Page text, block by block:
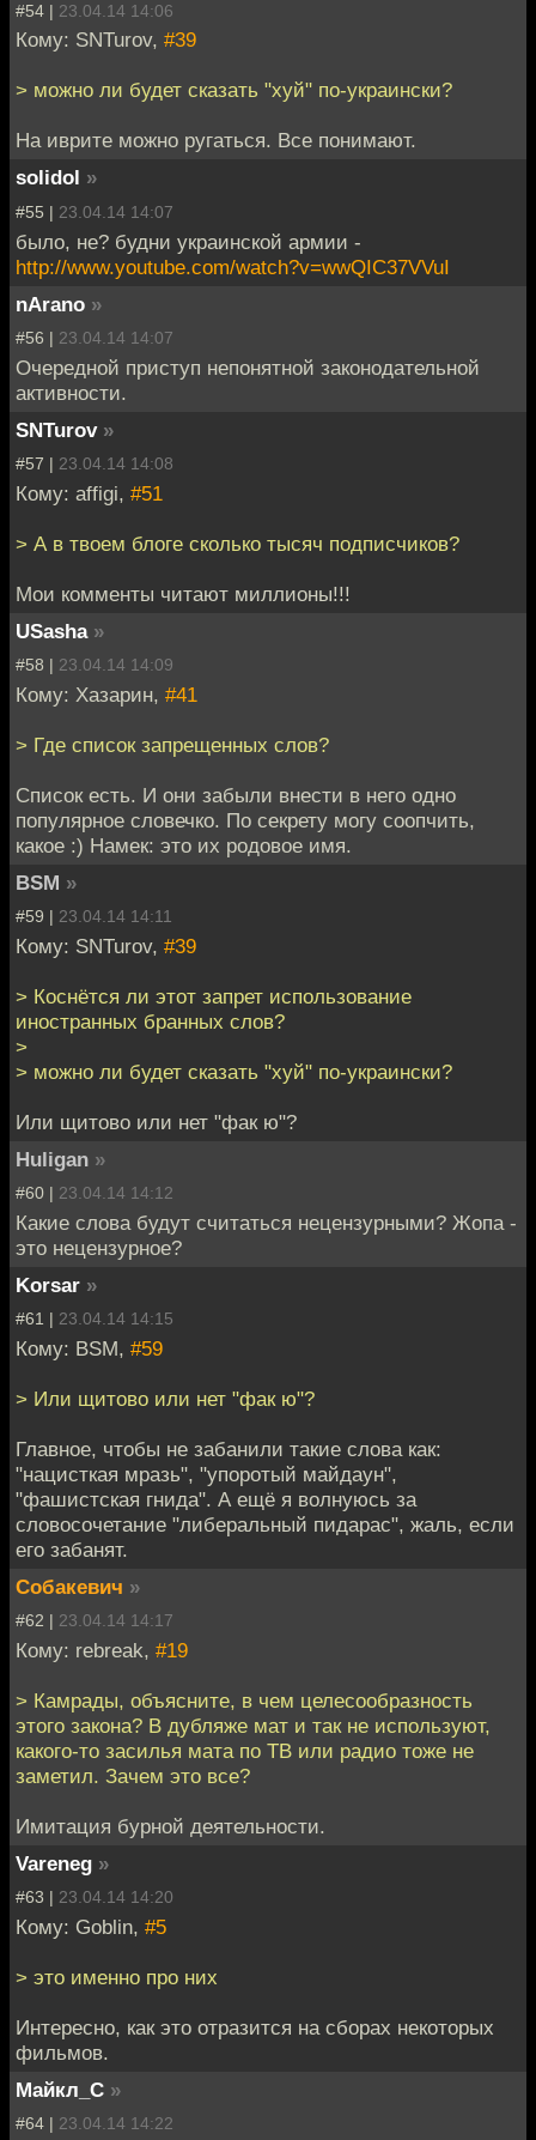
#54 | 23.04.14 14:06
Кому: SNTurov, #39
> можно ли будет сказать "хуй" по-украински?
На иврите можно ругаться. Все понимают.
solidol »
#55 | 23.04.14 14:07
было, не? будни украинской армии -
http://www.youtube.com/watch?v=wwQIC37VVuI
nArano »
#56 | 23.04.14 14:07
Очередной приступ непонятной законодательной
активности.
SNTurov »
#57 | 23.04.14 14:08
Кому: affigi, #51
> А в твоем блоге сколько тысяч подписчиков?
Мои комменты читают миллионы!!!
USasha »
#58 | 23.04.14 14:09
Кому: Хазарин, #41
> Где список запрещенных слов?
Список есть. И они забыли внести в него одно
популярное словечко. По секрету могу соопчить,
какое :) Намек: это их родовое имя.
BSM »
#59 | 23.04.14 14:11
Кому: SNTurov, #39
> Коснётся ли этот запрет использование
иностранных бранных слов?
>
> можно ли будет сказать "хуй" по-украински?
Или щитово или нет "фак ю"?
Huligan »
#60 | 23.04.14 14:12
Какие слова будут считаться нецензурными? Жопа -
это нецензурное?
Korsar »
#61 | 23.04.14 14:15
Кому: BSM, #59
> Или щитово или нет "фак ю"?
Главное, чтобы не забанили такие слова как:
"нацисткая мразь", "упоротый майдаун",
"фашистская гнида". А ещё я волнуюсь за
словосочетание "либеральный пидарас", жаль, если
его забанят.
Собакевич »
#62 | 23.04.14 14:17
Кому: rebreak, #19
> Камрады, объясните, в чем целесообразность
этого закона? В дубляже мат и так не используют,
какого-то засилья мата по ТВ или радио тоже не
заметил. Зачем это все?
Имитация бурной деятельности.
Vareneg »
#63 | 23.04.14 14:20
Кому: Goblin, #5
> это именно про них
Интересно, как это отразится на сборах некоторых
фильмов.
Майкл_С »
#64 | 23.04.14 14:22